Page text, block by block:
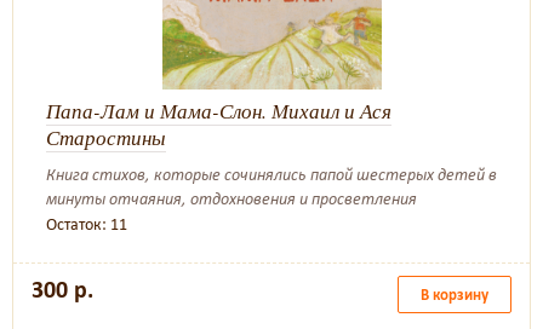
Папа-Лам и Мама-Слон. Михаил и Ася
Старостины
Книга стихов, которые сочинялись папой шестерых детей в
минуты отчаяния, отдохновения и просветления
Остаток: 11
300 р. В корзину